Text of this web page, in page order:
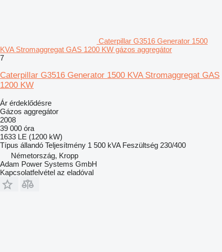
Caterpillar G3516 Generator 1500
KVA Stromaggregat GAS 1200 KW gázos aggregátor
7
Caterpillar G3516 Generator 1500 KVA Stromaggregat GAS
1200 KW
Ár érdeklődésre
Gázos aggregátor
2008
39 000 óra
1633 LE (1200 kW)
Típus állandó Teljesítmény 1 500 kVA Feszültség 230/400
Németország, Kropp
Adam Power Systems GmbH
Kapcsolatfelvétel az eladóval